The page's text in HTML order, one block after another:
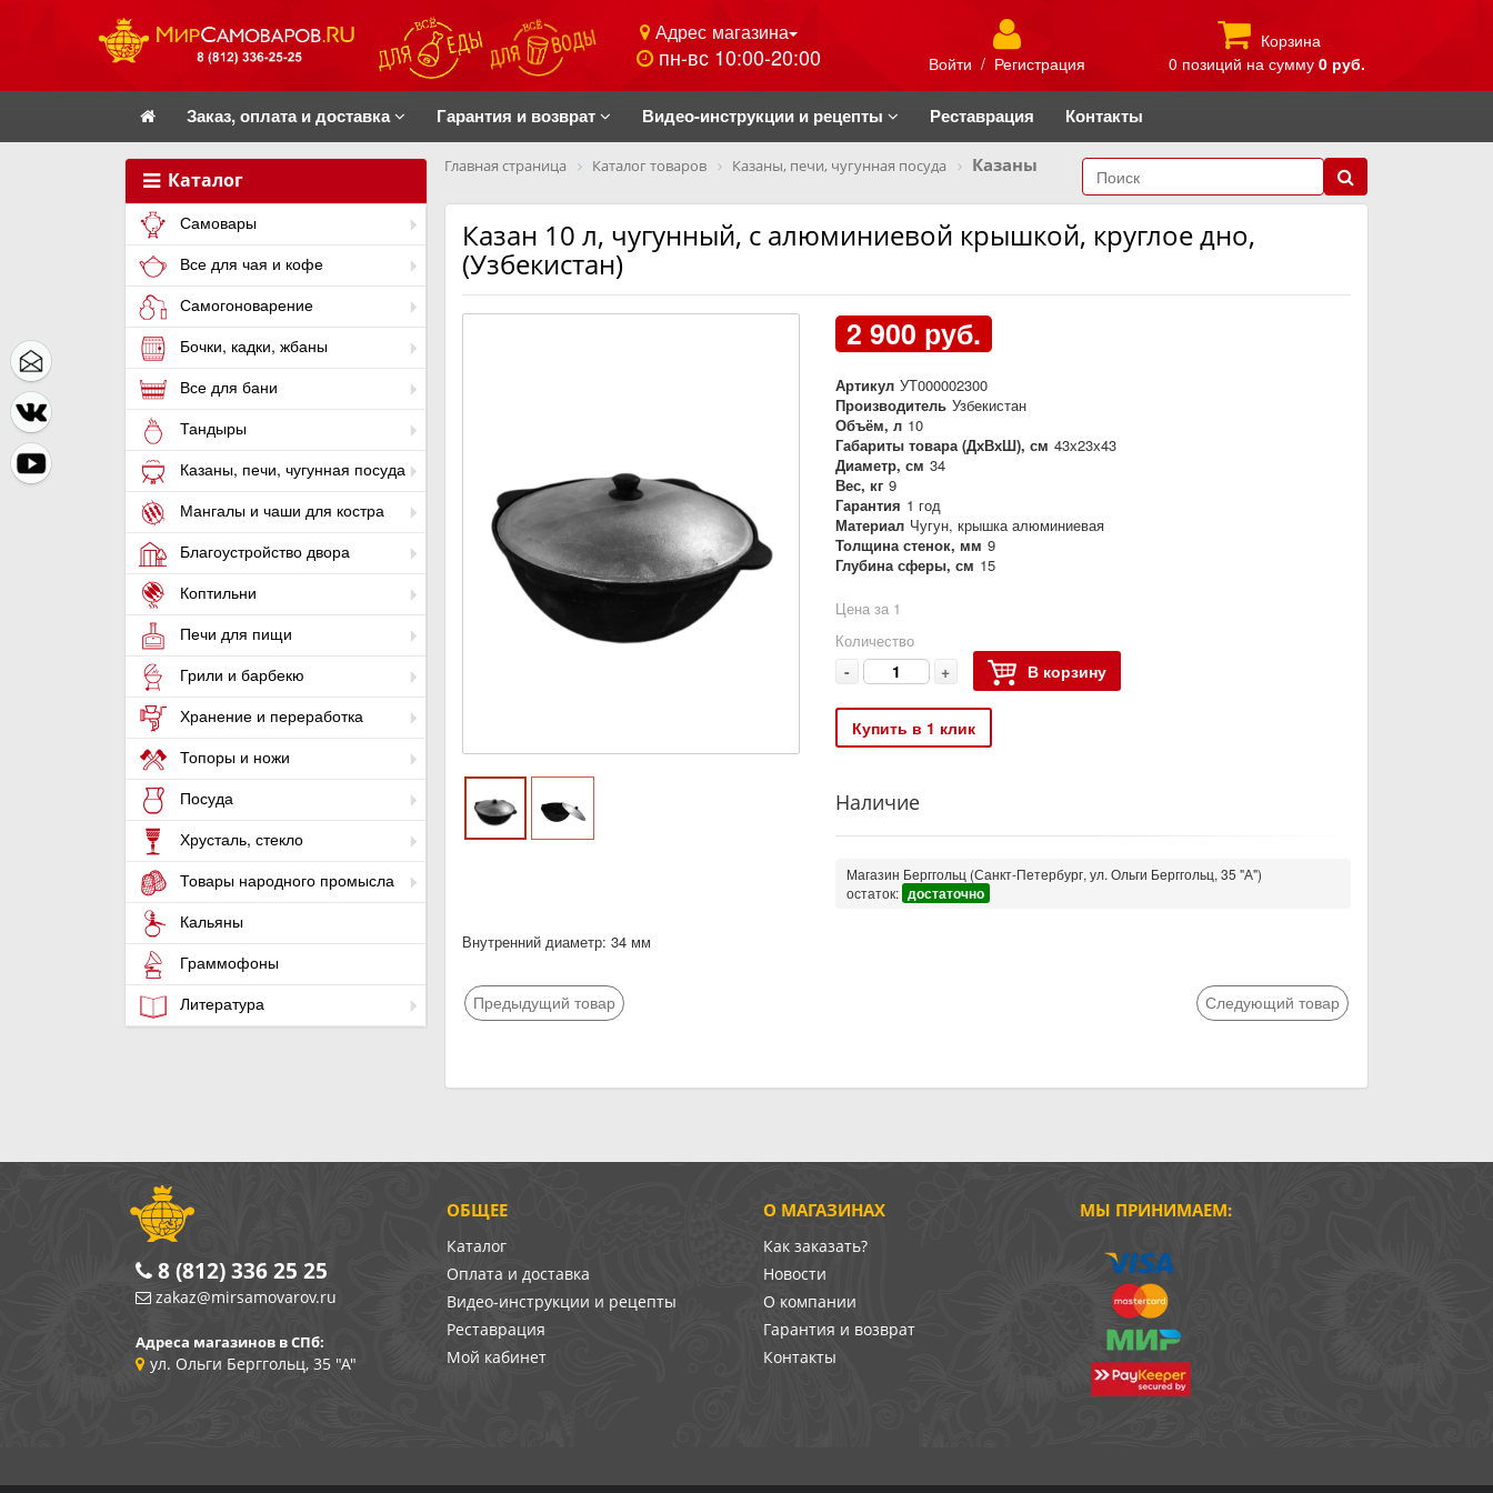
Адрес магазина
пн-вс 10:00-20:00 Войти / Регистрация
Корзина
0 позиций на сумму 0 руб.
Заказ, оплата и доставка Гарантия и возврат Видео-инструкции и рецепты Реставрация Контакты
Каталог
Самовары
Все для чая и кофе
Самогоноварение
Бочки, кадки, жбаны
Все для бани
Тандыры
Казаны, печи, чугунная посуда
Мангалы и чаши для костра
Благоустройство двора
Коптильни
Печи для пищи
Грили и барбекю
Хранение и переработка
Топоры и ножи
Посуда
Хрусталь, стекло
Товары народного промысла
Кальяны
Граммофоны
Литература
Главная страница Каталог товаров Казаны, печи, чугунная посуда Казаны
Казан 10 л, чугунный, с алюминиевой крышкой, круглое дно,
(Узбекистан)
2 900 руб.
Артикул УТ000002300
Производитель Узбекистан
Объём, л 10
Габариты товара (ДхВхШ), см 43х23х43
Диаметр, см 34
Вес, кг 9
Гарантия 1 год
Материал Чугун, крышка алюминиевая
Толщина стенок, мм 9
Глубина сферы, см 15
Цена за 1
Количество
- + В корзину
Купить в 1 клик
Наличие
Магазин Берггольц (Санкт-Петербург, ул. Ольги Берггольц, 35 "А")
остаток: достаточно
Внутренний диаметр: 34 мм
Предыдущий товар Следующий товар
О МАГАЗИНАХ
Как заказать?
Новости
О компании
Гарантия и возврат
Контакты
ОБЩЕЕ
Каталог
Оплата и доставка
Видео-инструкции и рецепты
Реставрация
Мой кабинет
МЫ ПРИНИМАЕМ:
8 (812) 336 25 25
zakaz@mirsamovarov.ru
Адреса магазинов в СПб:
ул. Ольги Берггольц, 35 "А"